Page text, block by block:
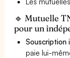
🔹 Mutuelle
pour un
Souscription
paie lui-